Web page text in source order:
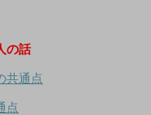
の話
共通点
点